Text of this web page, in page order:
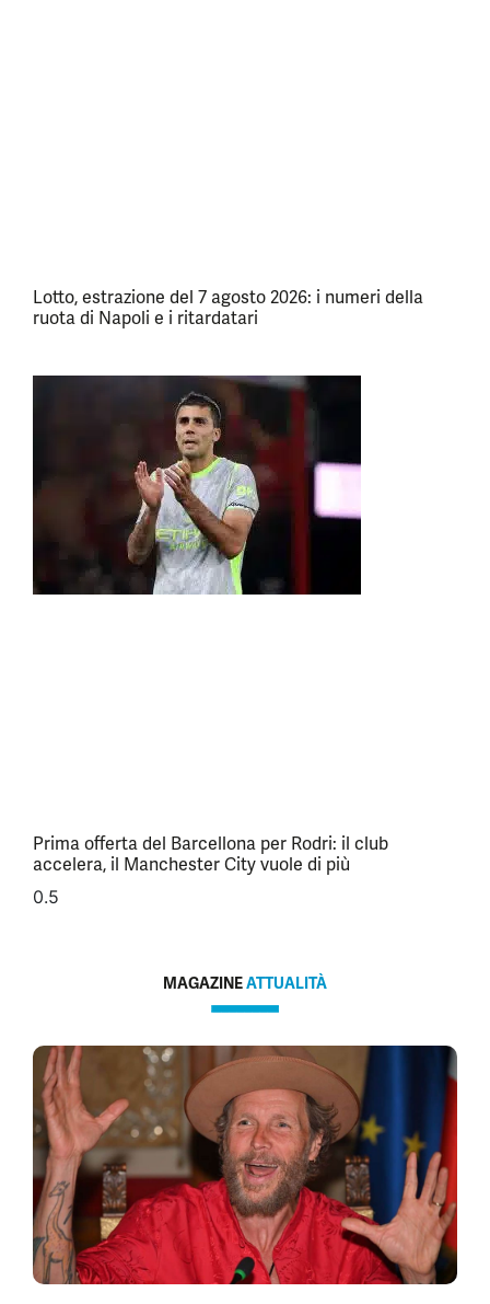
Lotto, estrazione del 7 agosto 2026: i numeri della
ruota di Napoli e i ritardatari
Prima offerta del Barcellona per Rodri: il club
accelera, il Manchester City vuole di più
MAGAZINEATTUALITÀ